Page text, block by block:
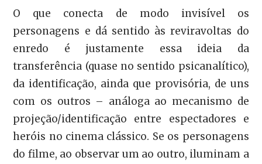
O que conecta de modo invisível os
personagens e dá sentido às reviravoltas do
enredo é justamente essa ideia da
transferência (quase no sentido psicanalítico),
da identificação, ainda que provisória, de uns
com os outros – análoga ao mecanismo de
projeção/identificação entre espectadores e
heróis no cinema clássico. Se os personagens
do filme, ao observar um ao outro, iluminam a